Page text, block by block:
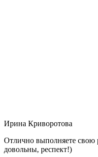
Ирина Криворотова
Отлично выполняете свою
довольны, респект!)